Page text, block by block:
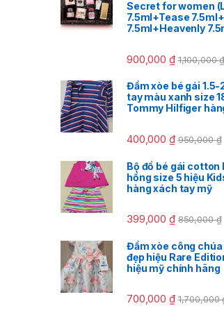
Secret for women
7.5ml+Tease
7.5ml+Heavenly
900,000 ₫ 1,100,000₫
Đầm xòe bé gái
tay màu xanh size
Tommy Hilfiger
400,000 ₫ 950,000₫
Bộ đồ bé gái cotton
hồng size 5 hiệu
hàng xách tay mỹ
399,000 ₫ 850,000₫
Đầm xòe công
đẹp hiệu Rare
hiệu mỹ chính hãng
700,000 ₫ 1,700,000